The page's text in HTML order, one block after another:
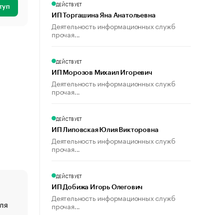
«От спорта тело стареет иначе». Как живет глава
ДЕЙСТВУЕТ
ИП Торгашина Яна Анатольевна
Деятельность информационных служб
прочая...
ДЕЙСТВУЕТ
ИП Морозов Михаил Игоревич
Деятельность информационных служб
прочая...
ДЕЙСТВУЕТ
ИП Липовская Юлия Викторовна
Деятельность информационных служб
прочая...
ДЕЙСТВУЕТ
ИП Добижа Игорь Олегович
Деятельность информационных служб
прочая...